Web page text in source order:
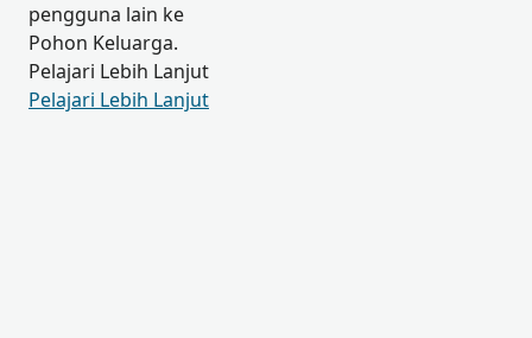
pengguna lain ke
Pohon Keluarga.
Pelajari Lebih Lanjut
Pelajari Lebih Lanjut